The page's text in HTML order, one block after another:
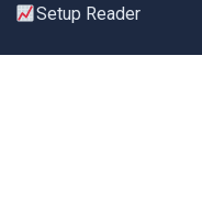
Setup Reader